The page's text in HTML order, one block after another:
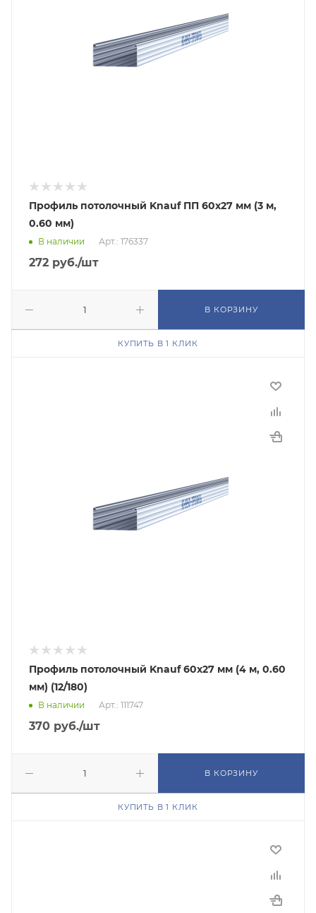
Профиль потолочный Knauf ПП 60х27 мм (3 м,
0.60 мм)
В наличии Арт.: 176337
272 руб./шт
В КОРЗИНУ
КУПИТЬ В 1 КЛИК
Профиль потолочный Knauf 60х27 мм (4 м, 0.60
мм) (12/180)
В наличии Арт.: 111747
370 руб./шт
В КОРЗИНУ
КУПИТЬ В 1 КЛИК